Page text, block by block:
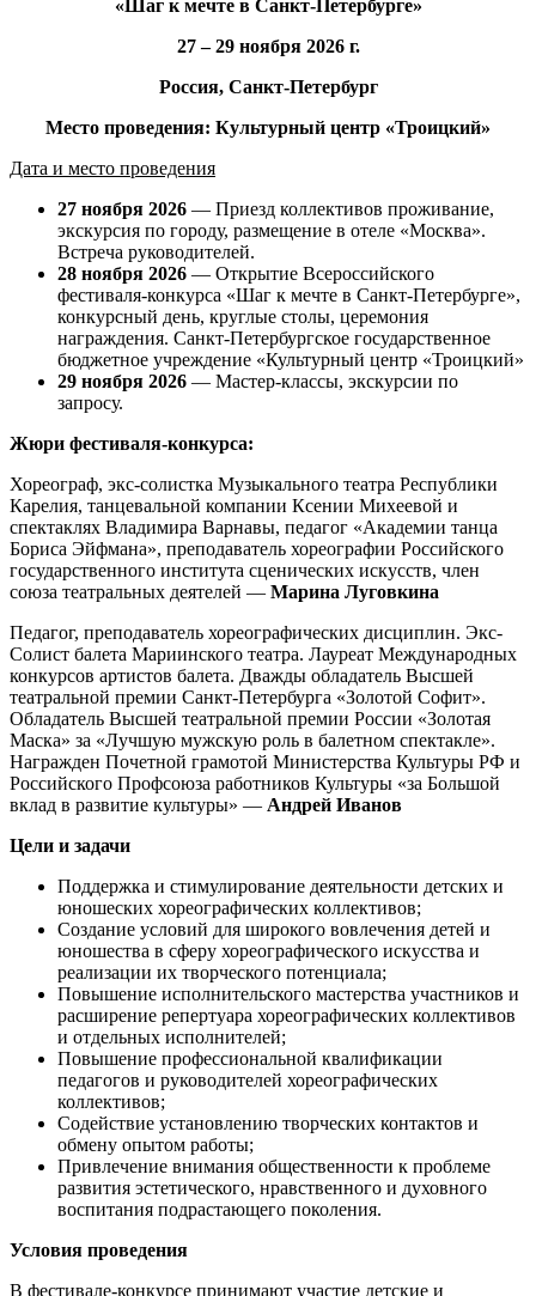
«Шаг к мечте в Санкт-Петербурге»
27 – 29 ноября 2026г.
Россия, Санкт-Петербург
Место проведения: Культурный центр «Троицкий»
Дата и место проведения
27 ноября 2026 — Приезд коллективов проживание,
экскурсия по городу, размещение в отеле «Москва».
Встреча руководителей.
28 ноября 2026 — Открытие Всероссийского
фестиваля-конкурса «Шаг к мечте в Санкт-Петербурге»,
конкурсный день, круглые столы, церемония
награждения. Санкт-Петербургское государственное
бюджетное учреждение «Культурный центр «Троицкий»
29 ноября 2026 — Мастер-классы, экскурсии по
запросу.
Жюри фестиваля-конкурса:
Хореограф, экс-солистка Музыкального театра Республики
Карелия, танцевальной компании Ксении Михеевой и
спектаклях Владимира Варнавы, педагог «Академии танца
Бориса Эйфмана», преподаватель хореографии Российского
государственного института сценических искусств, член
союза театральных деятелей — Марина Луговкина
Педагог, преподаватель хореографических дисциплин. Экс-
Солист балета Мариинского театра. Лауреат Международных
конкурсов артистов балета. Дважды обладатель Высшей
театральной премии Санкт-Петербурга «Золотой Софит».
Обладатель Высшей театральной премии России «Золотая
Маска» за «Лучшую мужскую роль в балетном спектакле».
Награжден Почетной грамотой Министерства Культуры РФ и
Российского Профсоюза работников Культуры «за Большой
вклад в развитие культуры» — Андрей Иванов
Цели и задачи
Поддержка и стимулирование деятельности детских и
юношеских хореографических коллективов;
Создание условий для широкого вовлечения детей и
юношества в сферу хореографического искусства и
реализации их творческого потенциала;
Повышение исполнительского мастерства участников и
расширение репертуара хореографических коллективов
и отдельных исполнителей;
Повышение профессиональной квалификации
педагогов и руководителей хореографических
коллективов;
Содействие установлению творческих контактов и
обмену опытом работы;
Привлечение внимания общественности к проблеме
развития эстетического, нравственного и духовного
воспитания подрастающего поколения.
Условия проведения
В фестивале-конкурсе принимают участие детские и